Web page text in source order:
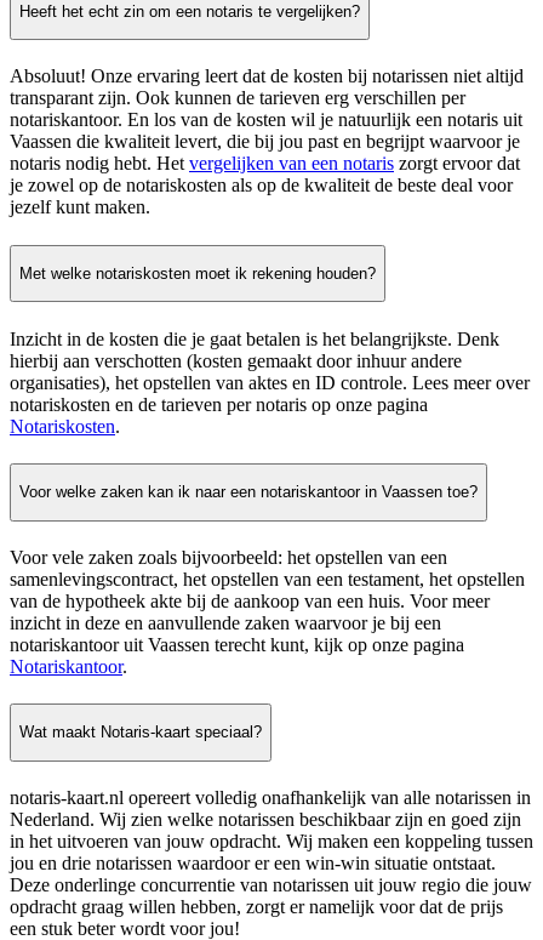
Heeft het echt zin om een notaris te vergelijken?
Absoluut! Onze ervaring leert dat de kosten bij notarissen niet altijd
transparant zijn. Ook kunnen de tarieven erg verschillen per
notariskantoor. En los van de kosten wil je natuurlijk een notaris uit
Vaassen die kwaliteit levert, die bij jou past en begrijpt waarvoor je
notaris nodig hebt. Hetvergelijken van een notaris zorgt ervoor dat
je zowel op de notariskosten als op de kwaliteit de beste deal voor
jezelf kunt maken.
Met welke notariskosten moet ik rekening houden?
Inzicht in de kosten die je gaat betalen is het belangrijkste. Denk
hierbij aan verschotten (kosten gemaakt door inhuur andere
organisaties), het opstellen van aktes en ID controle. Lees meer over
notariskosten en de tarieven per notaris op onze pagina
Notariskosten.
Voor welke zaken kan ik naar een notariskantoor in Vaassen toe?
Voor vele zaken zoals bijvoorbeeld: het opstellen van een
samenlevingscontract, het opstellen van een testament, het opstellen
van de hypotheek akte bij de aankoop van een huis. Voor meer
inzicht in deze en aanvullende zaken waarvoor je bij een
notariskantoor uit Vaassen terecht kunt, kijk op onze pagina
Notariskantoor.
Wat maakt Notaris-kaart speciaal?
notaris-kaart.nl opereert volledig onafhankelijk van alle notarissen in
Nederland. Wij zien welke notarissen beschikbaar zijn en goed zijn
in het uitvoeren van jouw opdracht. Wij maken een koppeling tussen
jou en drie notarissen waardoor er een win-win situatie ontstaat.
Deze onderlinge concurrentie van notarissen uit jouw regio die jouw
opdracht graag willen hebben, zorgt er namelijk voor dat de prijs
een stuk beter wordt voor jou!